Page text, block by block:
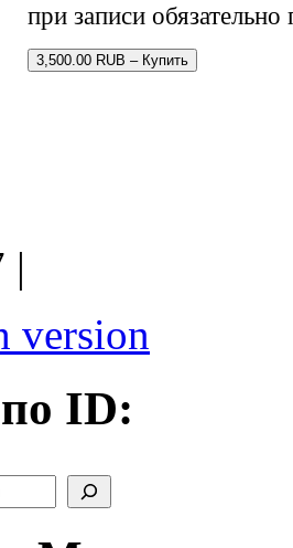
при записи
3,500.00 RUB – Купить
|
version
ID: